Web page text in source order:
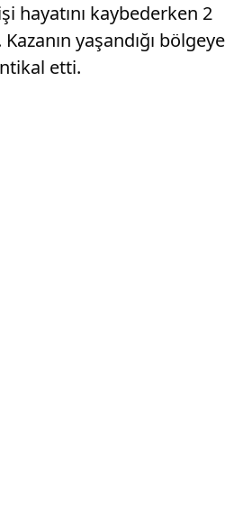
hayatını kaybederken 2
yaşandığı bölgeye
etti.